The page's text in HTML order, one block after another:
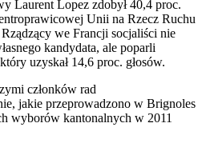
Laurent Lopez zdobył 40,4 proc.
Unii na Rzecz Ruchu
we Francji socjaliści nie
kandydata, ale poparli
uzyskał 14,6 proc. głosów.
członków rad
jakie przeprowadzono w Brignoles
wyborów kantonalnych w 2011